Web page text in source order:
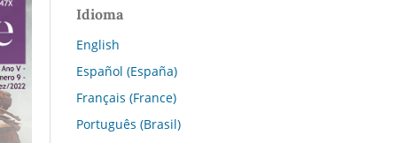
Idioma
English
Español (España)
Français (France)
Português (Brasil)